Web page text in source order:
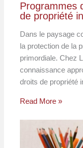
Programmes
de propriété
Dans le paysage
la protection de la
primordiale. Chez
connaissance
droits de propriété
Read More »